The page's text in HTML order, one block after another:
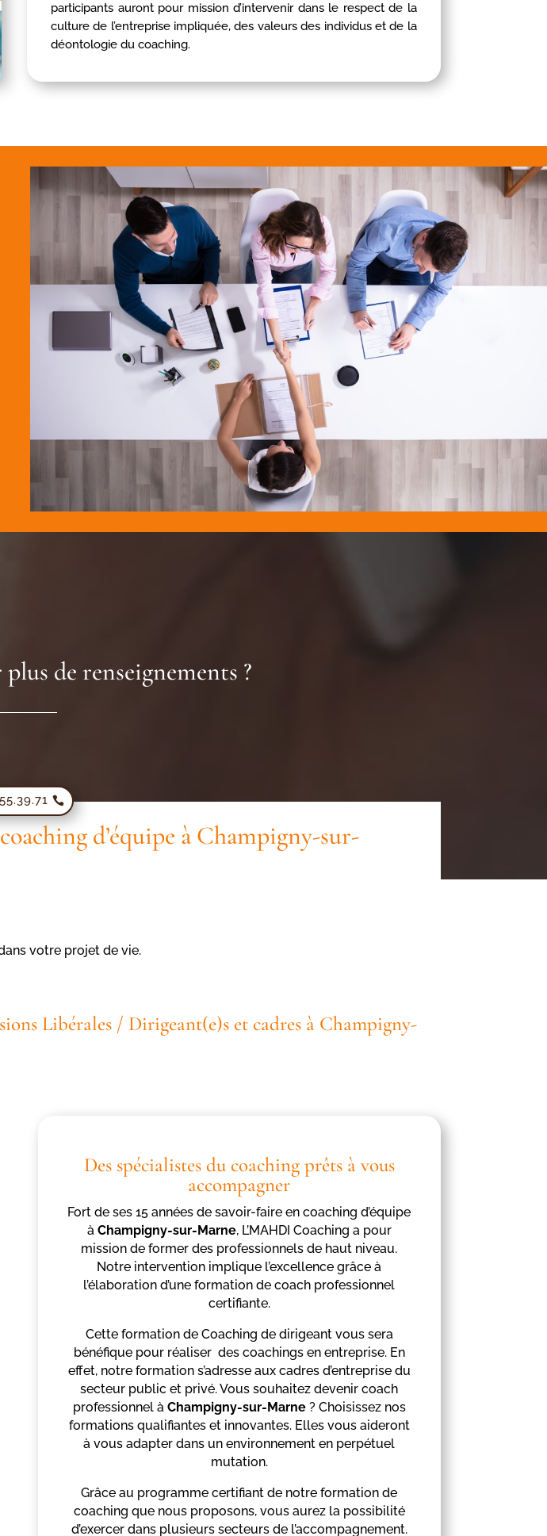
participants auront pour mission d’intervenir dans le respect de la
culture de l’entreprise impliquée, des valeurs des individus et de la
déontologie du coaching.
de renseignements ?
d’équipe à Champigny-sur-
votre projet de vie.
Libérales / Dirigeant(e)s et cadres à Champigny-
Des spécialistes du coaching prêts à vous
accompagner
Fort de ses 15 années de savoir-faire en coaching d’équipe
à Champigny-sur-Marne, L’MAHDI Coaching a pour
mission de former des professionnels de haut niveau.
Notre intervention implique l’excellence grâce à
l’élaboration d’une formation de coach professionnel
certifiante.
Cette formation de Coaching de dirigeant vous sera
bénéfique pour réaliser des coachings en entreprise. En
effet, notre formation s’adresse aux cadres d’entreprise du
secteur public et privé. Vous souhaitez devenir coach
professionnel à Champigny-sur-Marne? Choisissez nos
formations qualifiantes et innovantes. Elles vous aideront
à vous adapter dans un environnement en perpétuel
mutation.
Grâce au programme certifiant de notre formation de
coaching que nous proposons, vous aurez la possibilité
d’exercer dans plusieurs secteurs de l’accompagnement.